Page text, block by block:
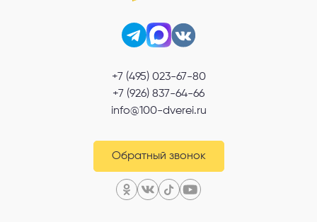
+7 (495) 023-67-80
+7 (926) 837-64-66
info@100-dverei.ru
Обратный звонок